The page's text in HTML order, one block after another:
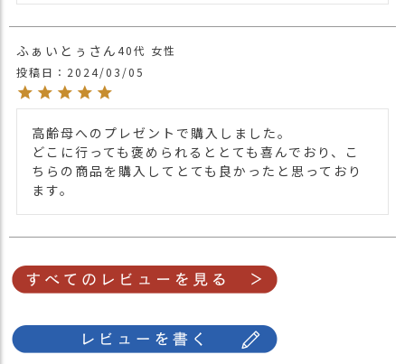
ふぁいとぅ 40代 女性
投稿日
2024/03/05
高齢母へのプレゼントで購入しました。
どこに行っても褒められるととても喜んでおり、こ
ちらの商品を購入してとても良かったと思っており